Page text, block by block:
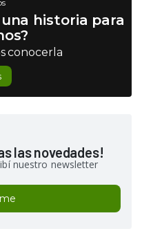
una historia para
conocerla
las novedades!
nuestro newsletter